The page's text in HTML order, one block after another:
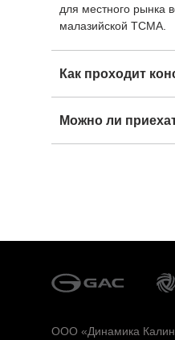
для местного рынка
малазийской ТСМА.
Как проходит
Можно ли
OOO «Динамика